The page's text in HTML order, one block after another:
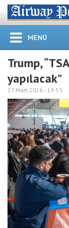
MENÜ
Trump,
yapılacak”
27 Mart 2026 - 19:53